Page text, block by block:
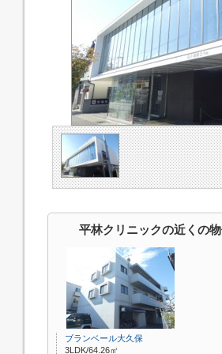
平林クリニックの近くの
ブランベール大久保
3LDK/64.26㎡